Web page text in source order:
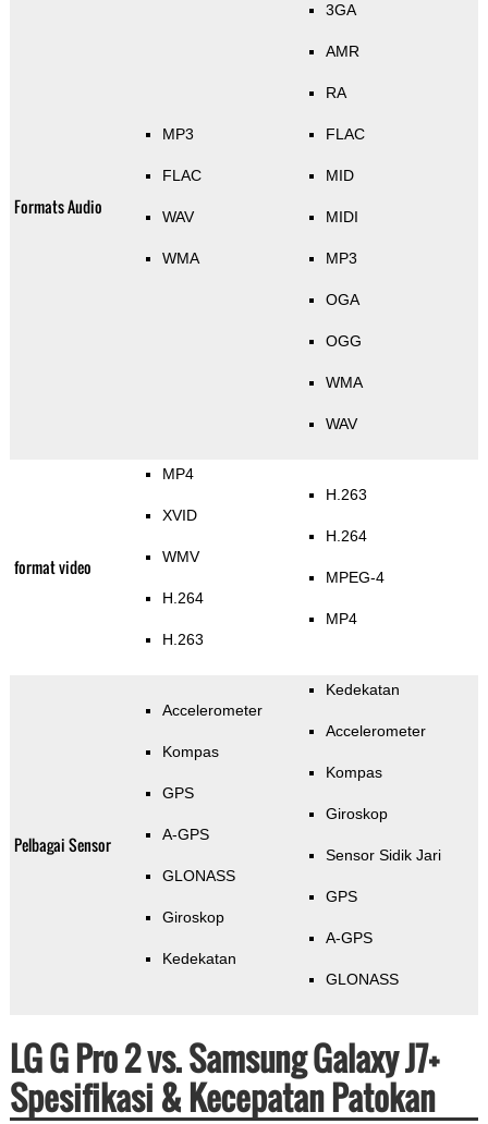
Formats Audio
MP3
FLAC
WAV
WMA
3GA
AMR
RA
FLAC
MID
MIDI
MP3
OGA
OGG
WMA
WAV
format video
MP4
XVID
WMV
H.264
H.263
H.263
H.264
MPEG-4
MP4
Pelbagai Sensor
Accelerometer
Kompas
GPS
A-GPS
GLONASS
Giroskop
Kedekatan
Kedekatan
Accelerometer
Kompas
Giroskop
Sensor Sidik Jari
GPS
A-GPS
GLONASS
LG G Pro 2 vs. Samsung Galaxy J7+
Spesifikasi & Kecepatan Patokan